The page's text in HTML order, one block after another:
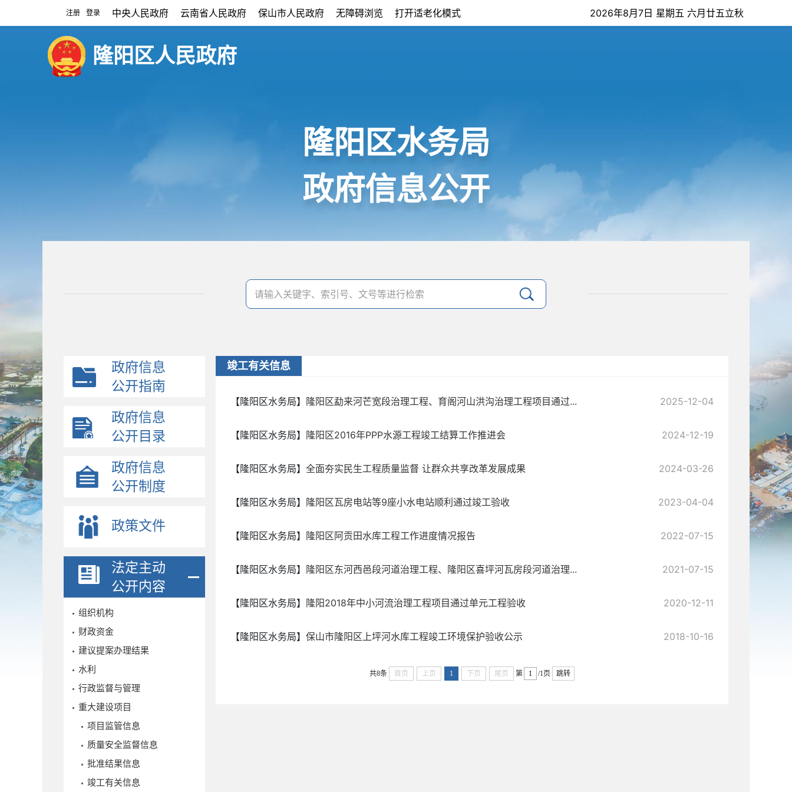
注册 登录 中央人民政府 云南省人民政府 保山市人民政府 无障碍浏览 打开适老化模式 2026年8月7日 星期五 六月廿五立秋
隆阳区人民政府
隆阳区水务局
政府信息公开
政府信息
公开指南
政府信息
公开目录
政府信息
公开制度
政策文件
法定主动
公开内容
组织机构
财政资金
建议提案办理结果
水利
行政监督与管理
重大建设项目
项目监管信息
质量安全监督信息
批准结果信息
竣工有关信息
竣工有关信息
【隆阳区水务局】 隆阳区勐来河芒宽段治理工程、育阁河山洪沟治理工程项目通过... 2025-12-04
【隆阳区水务局】 隆阳区2016年PPP水源工程竣工结算工作推进会 2024-12-19
【隆阳区水务局】 全面夯实民生工程质量监督 让群众共享改革发展成果 2024-03-26
【隆阳区水务局】 隆阳区瓦房电站等9座小水电站顺利通过竣工验收 2023-04-04
【隆阳区水务局】 隆阳区阿贡田水库工程工作进度情况报告 2022-07-15
【隆阳区水务局】 隆阳区东河西邑段河道治理工程、隆阳区喜坪河瓦房段河道治理... 2021-07-15
【隆阳区水务局】 隆阳2018年中小河流治理工程项目通过单元工程验收 2020-12-11
【隆阳区水务局】 保山市隆阳区上坪河水库工程竣工环境保护验收公示 2018-10-16
共8条 首页 上页 1 下页 尾页 第 /1页 跳转